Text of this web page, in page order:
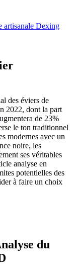
artisanale Dexing
des éviers de
2022, dont la part
de 23%
le ton traditionnel
modernes avec un
noire, les
ses véritables
analyse en
potentielles des
à faire un choix
du